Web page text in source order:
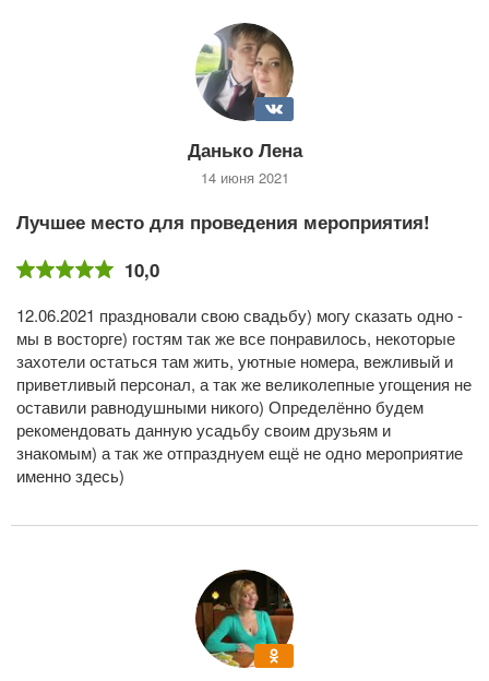
Данько Лена
14 июня 2021
Лучшее место для проведения мероприятия!
10,0
12.06.2021 праздновали свою свадьбу) могу сказать одно -
мы в восторге) гостям так же все понравилось, некоторые
захотели остаться там жить, уютные номера, вежливый и
приветливый персонал, а так же великолепные угощения не
оставили равнодушными никого) Определённо будем
рекомендовать данную усадьбу своим друзьям и
знакомым) а так же отпразднуем ещё не одно мероприятие
именно здесь)